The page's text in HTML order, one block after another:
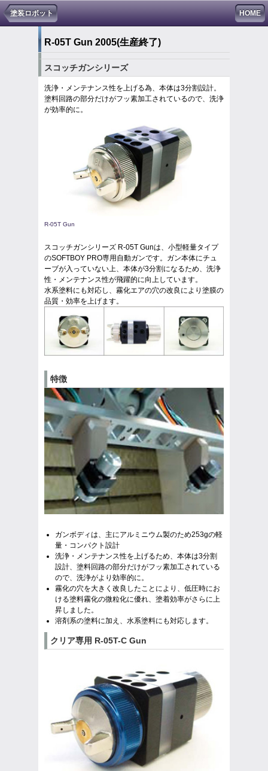
HOME
塗装ロボット
R-05T Gun 2005(生産終了)
スコッチガンシリーズ
洗浄・メンテナンス性を上げる為、本体は3分割設計。
塗料回路の部分だけがフッ素加工されているので、洗浄
が効率的に。
R-05T Gun
スコッチガンシリーズ R-05T Gunは、小型軽量タイプ
のSOFTBOY PRO専用自動ガンです。ガン本体にチュ
ーブが入っていない上、本体が3分割になるため、洗浄
性・メンテナンス性が飛躍的に向上しています。
水系塗料にも対応し、霧化エアの穴の改良により塗膜の
品質・効率を上げます。
特徴
ガンボディは、主にアルミニウム製のため253gの軽
量・コンパクト設計
洗浄・メンテナンス性を上げるため、本体は3分割
設計、塗料回路の部分だけがフッ素加工されている
ので、洗浄がより効率的に。
霧化の穴を大きく改良したことにより、低圧時にお
ける塗料霧化の微粒化に優れ、塗着効率がさらに上
昇しました。
溶剤系の塗料に加え、水系塗料にも対応します。
クリア専用 R-05T-C Gun